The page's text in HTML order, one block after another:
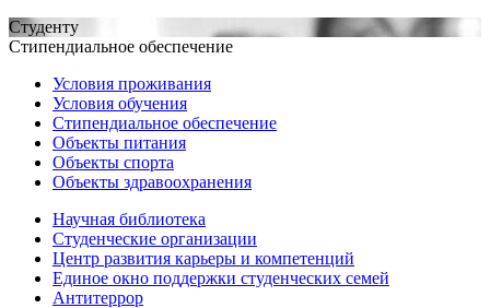
Студенту
Стипендиальное обеспечение
Условия проживания
Условия обучения
Стипендиальное обеспечение
Объекты питания
Объекты спорта
Объекты здравоохранения
Научная библиотека
Студенческие организации
Центр развития карьеры и компетенций
Единое окно поддержки студенческих семей
Антитеррор